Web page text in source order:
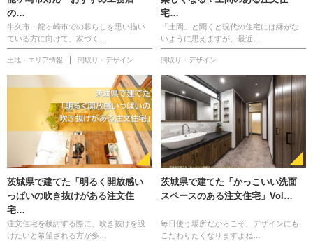
の…
牛久市・龍ヶ崎市での暮らしを思い描い
ている方に向けて、家づく…
土地・エリア情報 間取り・デザイン
宅…
「土間」と聞くと現代の住宅には縁がな
いように思えますが、最近…
間取り・デザイン
茨城県で建てた「明るく開放感い
っぱいの吹き抜けがある注文住
宅…
注文住宅を検討する際に、吹き抜けを設
けたいと希望される方が多…
茨城県で建てた「かっこいい洗面
スペースのある注文住宅」Vol…
毎日使う場所だからこそ、デザインにも
こだわりたくなりますよね…